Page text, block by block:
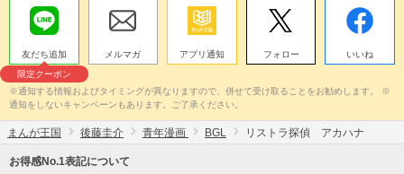
友だち追加
限定クーポン
メルマガ アプリ通知 フォロー いいね
※通知する情報およびタイミングが異なりますので、併せて受け取ることをお勧めします。 ※
通知をしないキャンペーンもあります。ご了承ください。
まんが王国 後藤圭介 青年漫画 BGL リストラ探偵 アカハナ
お得感No.1表記について